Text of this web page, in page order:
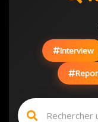
Interview